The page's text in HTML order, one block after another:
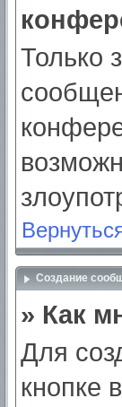
Только
Создание
» Как
Для
кнопке